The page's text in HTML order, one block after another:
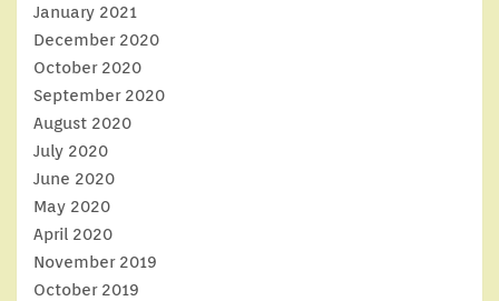
January 2021
December 2020
October 2020
September 2020
August 2020
July 2020
June 2020
May 2020
April 2020
November 2019
October 2019